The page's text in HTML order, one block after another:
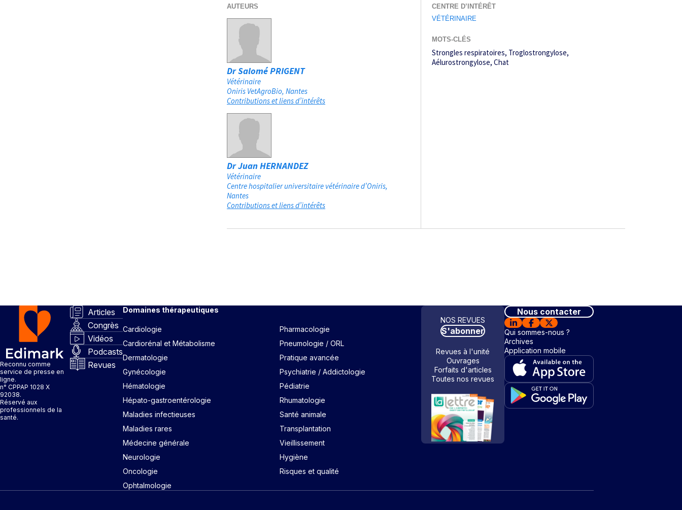
AUTEURS
Dr Salomé PRIGENT
Vétérinaire
Oniris VetAgroBio Nantes
Contributions et liens d’intérêts
Dr Juan HERNANDEZ
Vétérinaire
Centre hospitalier universitaire vétérinaire d’Oniris
Nantes
Contributions et liens d’intérêts
CENTRE D’INTÉRÊT
VÉTÉRINAIRE
MOTS-CLÉS
Strongles respiratoires Troglostrongylose
Aélurostrongylose Chat
Reconnu comme
service de presse en
ligne.
n° CPPAP 1028 X
92038.
Réservé aux
professionnels de la
santé.
Articles
Congrès
Vidéos
Podcasts
Revues
Domaines thérapeutiques
Cardiologie
Cardiorénal et Métabolisme
Dermatologie
Gynécologie
Hématologie
Hépato-gastroentérologie
Maladies infectieuses
Maladies rares
Médecine générale
Neurologie
Oncologie
Ophtalmologie
Pharmacologie
Pneumologie / ORL
Pratique avancée
Psychiatrie / Addictologie
Pédiatrie
Rhumatologie
Santé animale
Transplantation
Vieillissement
Hygiène
Risques et qualité
NOS REVUES
S'abonner
Revues à l'unité
Ouvrages
Forfaits d'articles
Toutes nos revues
Nous contacter
Qui sommes-nous ?
Archives
Application mobile